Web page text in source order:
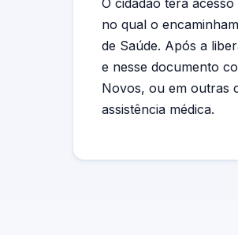
O cidadão terá
no qual o
de Saúde. Após a
e nesse documento
Novos, ou em outras
assistência médica.